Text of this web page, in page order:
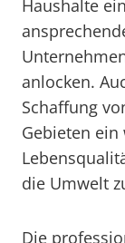
Haushalte
anlocken.
Schaffung
Gebieten
die Umwelt
Die